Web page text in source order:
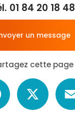
01 84 20 18 48
un message
cette page
Facebook